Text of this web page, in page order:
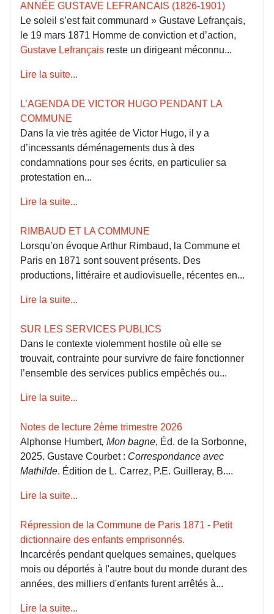
ANNÉE GUSTAVE LEFRANCAIS (1826-1901)
Le soleil s’est fait communard » Gustave Lefrançais,
le 19 mars 1871 Homme de conviction et d’action,
Gustave Lefrançais reste un dirigeant méconnu...
Lire la suite...
L’AGENDA DE VICTOR HUGO PENDANT LA
COMMUNE
Dans la vie très agitée de Victor Hugo, il y a
d’incessants déménagements dus à des
condamnations pour ses écrits, en particulier sa
protestation en...
Lire la suite...
RIMBAUD ET LA COMMUNE
Lorsqu’on évoque Arthur Rimbaud, la Commune et
Paris en 1871 sont souvent présents. Des
productions, littéraire et audiovisuelle, récentes en...
Lire la suite...
SUR LES SERVICES PUBLICS
Dans le contexte violemment hostile où elle se
trouvait, contrainte pour survivre de faire fonctionner
l’ensemble des services publics empêchés ou...
Lire la suite...
Notes de lecture 2ème trimestre 2026
Alphonse Humbert, Mon bagne, Éd. de la Sorbonne,
2025. Gustave Courbet : Correspondance avec
Mathilde. Édition de L. Carrez, P.E. Guilleray, B....
Lire la suite...
Répression de la Commune de Paris 1871 - Petit
dictionnaire des enfants emprisonnés.
Incarcérés pendant quelques semaines, quelques
mois ou déportés à l'autre bout du monde durant des
années, des milliers d'enfants furent arrêtés à...
Lire la suite...